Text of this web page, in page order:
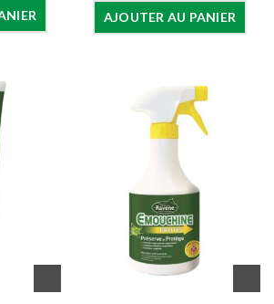
AJOUTER AU PANIER